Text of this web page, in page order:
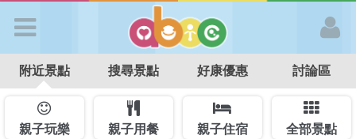
APP登入
首 頁
附近景點 搜尋景點 好康優惠 討論區
親子玩樂 親子用餐 親子住宿 全部景點